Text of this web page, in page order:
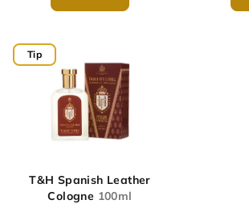
Tip
T&H Spanish Leather
Cologne 100ml